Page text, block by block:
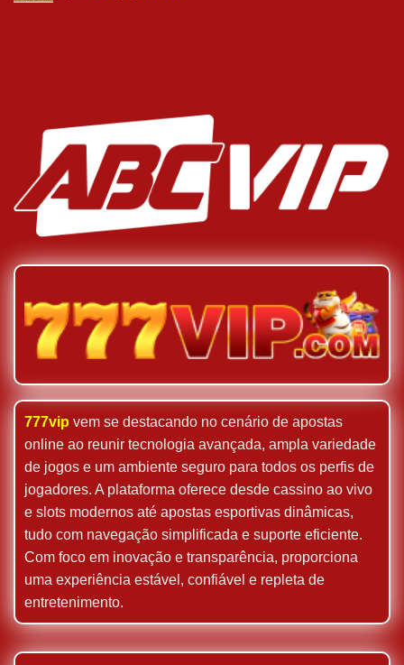
777vip vem se destacando no cenário de apostas
online ao reunir tecnologia avançada, ampla variedade
de jogos e um ambiente seguro para todos os perfis de
jogadores. A plataforma oferece desde cassino ao vivo
e slots modernos até apostas esportivas dinâmicas,
tudo com navegação simplificada e suporte eficiente.
Com foco em inovação e transparência, proporciona
uma experiência estável, confiável e repleta de
entretenimento.